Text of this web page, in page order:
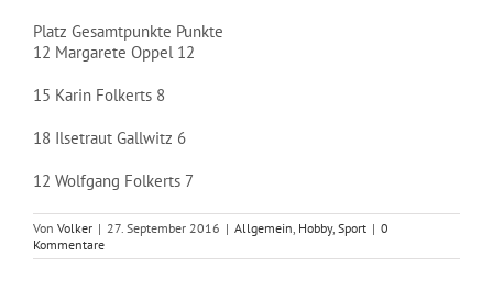
Platz Gesamtpunkte Punkte
12 Margarete Oppel 12
15 Karin Folkerts 8
18 Ilsetraut Gallwitz 6
12 Wolfgang Folkerts 7
Von Volker | 27. September 2016 | Allgemein Hobby, Sport | 0
Kommentare